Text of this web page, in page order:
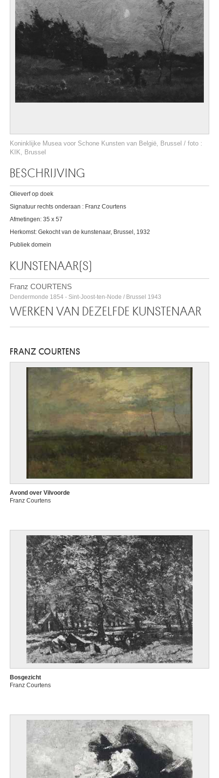
Koninklijke Musea voor Schone Kunsten van België, Brussel / foto :
KIK, Brussel
BESCHRIJVING
Olieverf op doek
Signatuur rechts onderaan : Franz Courtens
Afmetingen: 35 x 57
Herkomst: Gekocht van de kunstenaar, Brussel, 1932
Publiek domein
KUNSTENAAR(S)
Franz COURTENS
Dendermonde 1854 - Sint-Joost-ten-Node / Brussel 1943
WERKEN VAN DEZELFDE KUNSTENAAR
FRANZ COURTENS
Avond over Vilvoorde
Franz Courtens
Bosgezicht
Franz Courtens